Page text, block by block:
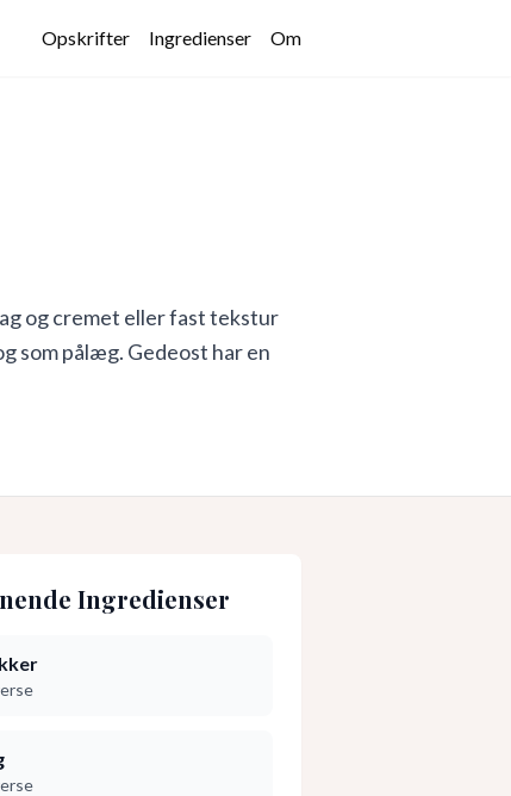
Opskrifter Ingredienser Om
og cremet eller fast tekstur
som pålæg. Gedeost har en
Ingredienser